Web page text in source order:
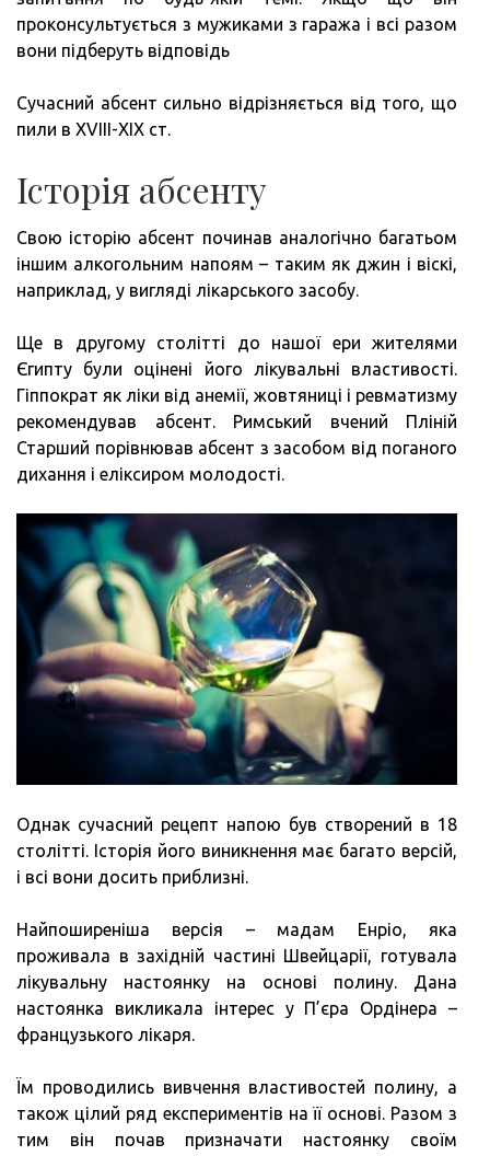
проконсультується з мужиками з гаража і всі разом
вони підберуть відповідь
Сучасний абсент сильно відрізняється від того, що
пили в XVIII-XIX ст.
Історія абсенту
Свою історію абсент починав аналогічно багатьом
іншим алкогольним напоям – таким як джин і віскі,
наприклад, у вигляді лікарського засобу.
Ще в другому столітті до нашої ери жителями
Єгипту були оцінені його лікувальні властивості.
Гіппократ як ліки від анемії, жовтяниці і ревматизму
рекомендував абсент. Римський вчений Пліній
Старший порівнював абсент з засобом від поганого
дихання і еліксиром молодості.
Однак сучасний рецепт напою був створений в 18
столітті. Історія його виникнення має багато версій,
і всі вони досить приблизні.
Найпоширеніша версія – мадам Енріо, яка
проживала в західній частині Швейцарії, готувала
лікувальну настоянку на основі полину. Дана
настоянка викликала інтерес у П’єра Ордінера –
французького лікаря.
Їм проводились вивчення властивостей полину, а
також цілий ряд експериментів на її основі. Разом з
тим він почав призначати настоянку своїм